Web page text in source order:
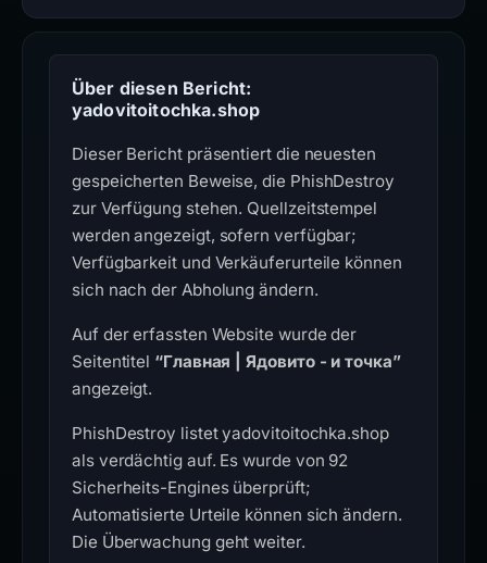
Über diesen Bericht:
yadovitoitochka.shop
Dieser Bericht präsentiert die neuesten
gespeicherten Beweise, die PhishDestroy
zur Verfügung stehen. Quellzeitstempel
werden angezeigt, sofern verfügbar;
Verfügbarkeit und Verkäuferurteile können
sich nach der Abholung ändern.
Auf der erfassten Website wurde der
Seitentitel “Главная | Ядовито - и точка”
angezeigt.
PhishDestroy listet yadovitoitochka.shop
als verdächtig auf. Es wurde von 92
Sicherheits-Engines überprüft;
Automatisierte Urteile können sich ändern.
Die Überwachung geht weiter.